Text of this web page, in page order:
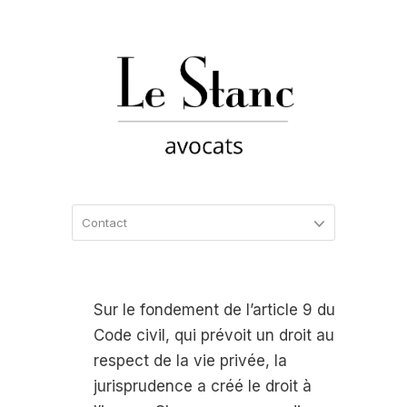
Sur le fondement de l’article 9 du
Code civil, qui prévoit un droit au
respect de la vie privée, la
jurisprudence a créé le droit à